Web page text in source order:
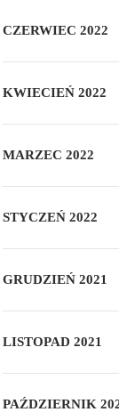
CZERWIEC 2022
KWIECIEŃ 2022
MARZEC 2022
STYCZEŃ 2022
GRUDZIEŃ 2021
LISTOPAD 2021
PAŹDZIERNIK